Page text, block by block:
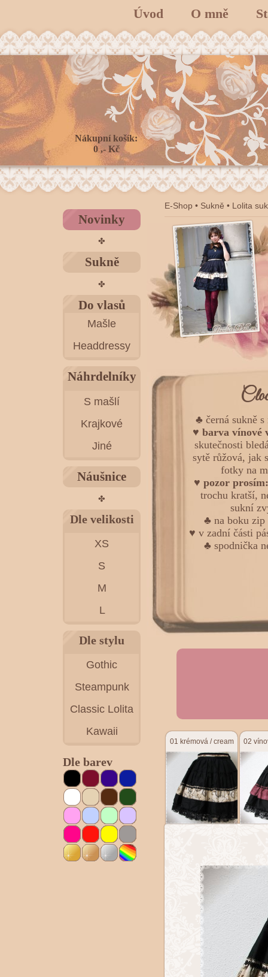
Úvod O mně
Nákupní košík:
0 ,- Kč
Novinky
✤
Sukně
✤
Do vlasů
Mašle
Headdressy
Náhrdelníky
S mašlí
Krajkové
Jiné
Náušnice
✤
Dle velikosti
XS
S
M
L
Dle stylu
Gothic
Steampunk
Classic Lolita
Kawaii
Dle barev
E-Shop • Sukně • Lolita
♣ černá sukně
♥ barva vínové
skutečnosti
sytě růžová, jak
fotky na
♥ pozor prosím:
trochu kratší,
sukní
♣ na boku
♥ v zadní části
♣ spodnička
01 krémová / cream 02